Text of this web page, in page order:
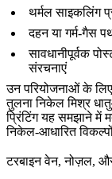
थर्मल साइकलिंग
दहन या गर्म-गैस
सावधानीपूर्वक
संरचनाएं
उन परियोजनाओं के
तुलना निकेल मिश्र
प्रिंटिंगयह समझाने में
निकेल-आधारित
टरबाइन वेन, नोज़ल,